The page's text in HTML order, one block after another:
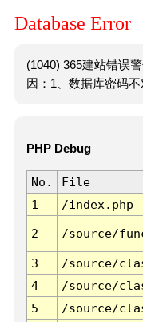
Database Error
(1040) 365建站错误
因：1、数据库密码不
PHP Debug
No. File
1
/index.php
2 /source/
3 /source/
4
/source/
5
/source/